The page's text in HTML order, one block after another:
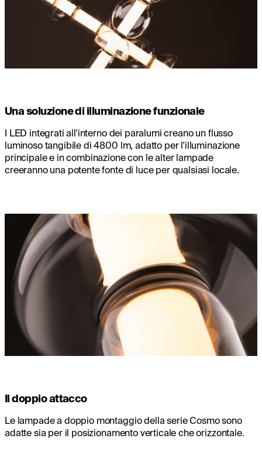
Una soluzione di illuminazione funzionale
I LED integrati all'interno dei paralumi creano un flusso
luminoso tangibile di 4800 lm, adatto per l'illuminazione
principale e in combinazione con le alter lampade
creeranno una potente fonte di luce per qualsiasi locale.
Il doppio attacco
Le lampade a doppio montaggio della serie Cosmo sono
adatte sia per il posizionamento verticale che orizzontale.